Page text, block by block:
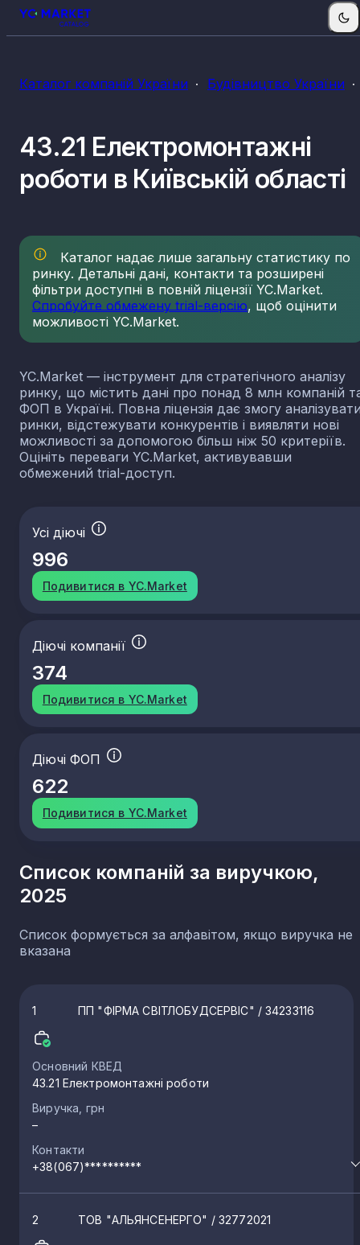
Каталог компаній України Будівництво України
43.21 Електромонтажні
роботи в Київській області
Каталог надає лише загальну статистику по
ринку. Детальні дані, контакти та розширені
фільтри доступні в повній ліцензії YC.Market.
Спробуйте обмежену trial-версію, щоб оцінити
можливості YC.Market.
YC.Market — інструмент для стратегічного аналізу
ринку, що містить дані про понад 8 млн компаній
ФОП в Україні. Повна ліцензія дає змогу
ринки, відстежувати конкурентів і виявляти нові
можливості за допомогою більш ніж 50 критеріїв.
Оцініть переваги YC.Market, активувавши
обмежений trial-доступ.
Усі діючі
996
Подивитися в YC.Market
Діючі компанії
374
Подивитися в YC.Market
Діючі ФОП
622
Подивитися в YC.Market
Список компаній за виручкою,
2025
Список формується за алфавітом, якщо виручка не
вказана
1 ПП "ФІРМА СВІТЛОБУДСЕРВІС" / 34233116
Основний КВЕД
43.21 Електромонтажні роботи
Виручка, грн
–
Контакти
+38(067)**********
2 ТОВ "АЛЬЯНСЕНЕРГО" / 32772021